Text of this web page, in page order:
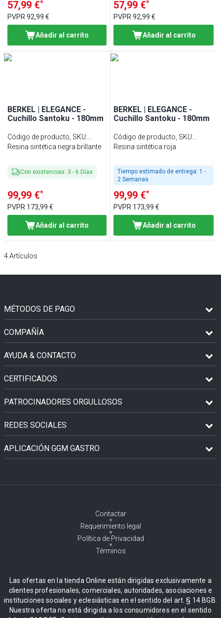
57,99 €*
PVPR 92,99 €
Añadir al carrito
57,99 €*
PVPR92,99 €
Añadir al carrito
BERKEL | ELEGANCE -
Cuchillo Santoku - 180mm
Código de producto, SKU:
KEP1SA18SRBBL
Resina sintética negra brillante
Con existencias: 3 - 6 Días
99,99 €*
PVPR 173,99 €
Añadir al carrito
BERKEL | ELEGANCE -
Cuchillo Santoku - 180mm
Código de producto, SKU:
KEP1SA18SRRBL
Resina sintética roja
Tiempo estimado de entrega: 1 -
2 Semanas
99,99 €*
PVPR 173,99 €
Añadir al carrito
4Artículos
MÉTODOS DE PAGO
COMPAÑÍA
AYUDA & CONTACTO
CERTIFICADOS
PATROCINADORES ORGULLOSOS
REDES SOCIALES
APLICACIÓN GGM GASTRO
Contactar
Requerimiento legal
Política de Privacidad
Términos
Las ofertas en la tienda Online están dirigidas exclusivamente a
clientes profesionales, comerciales, autoridades, asociaciones e
instituciones sociales y eclesiásticas en el sentido del art. § 14 BGB.
Nuestra oferta no está dirigida a los consumidores en el sentido